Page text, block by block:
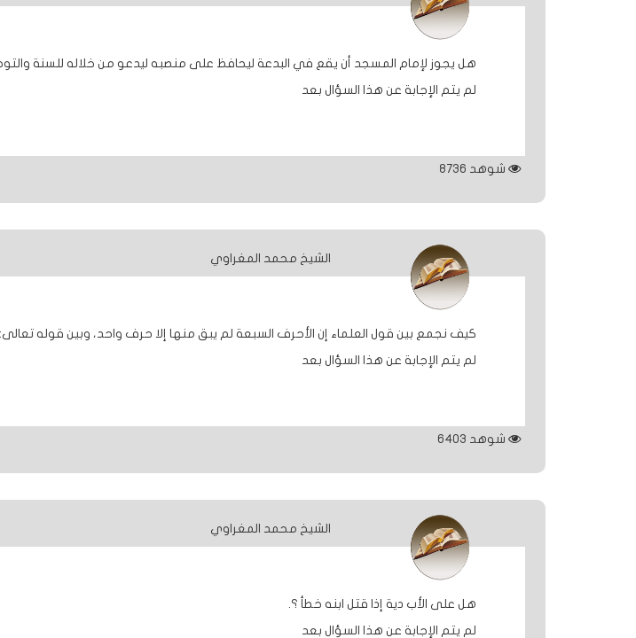
هل يجوز لإمام المسجد أن يقع في البدعة ليحافظ على منصبه ليدعو من خلاله للسنة
لم يتم الإجابة عن هذا السؤال بعد
شوهد 8736
الشيخ محمد المغراوي
كيف نجمع بين قول العلماء إن الأحرف السبعة لم يبق منها إلا حرف واحد، وبين قوله تعالى:"
لم يتم الإجابة عن هذا السؤال بعد
شوهد 6403
الشيخ محمد المغراوي
هل على الأب دية إذا قتل ابنه خطأ ؟.
لم يتم الإجابة عن هذا السؤال بعد